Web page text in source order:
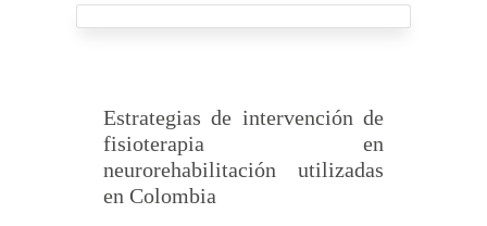
Estrategias de intervención de
fisioterapia en
neurorehabilitación utilizadas
en Colombia